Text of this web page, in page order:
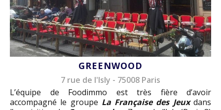
GREENWOOD
7 rue de l'Isly - 75008 Paris
L’équipe de Foodimmo est très fière d’avoir
accompagné le groupe La Française des Jeuxdans